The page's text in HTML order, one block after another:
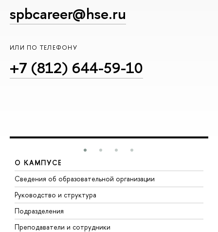
spbcareer@hse.ru
ИЛИ ПО ТЕЛЕФОНУ
+7 (812) 644-59-10
О КАМПУСЕ
Сведения об образовательной организации
Руководство и структура
Подразделения
Преподаватели и сотрудники